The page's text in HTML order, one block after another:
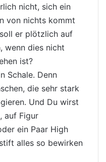
nicht, sich ein
von nichts kommt
er plötzlich auf
wenn dies nicht
ist?
Schale. Denn
die sehr stark
Und Du wirst
auf Figur
ein Paar High
alles so bewirken